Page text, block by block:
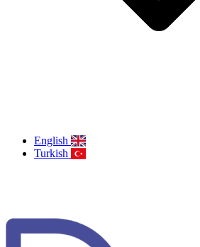
English
Turkish